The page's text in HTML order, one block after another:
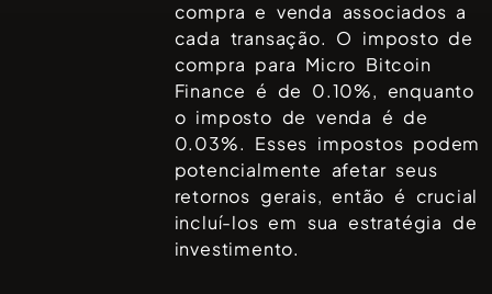
compra e venda associados a
cada transação. O imposto de
compra para Micro Bitcoin
Finance é de 0.10%, enquanto
o imposto de venda é de
0.03%. Esses impostos podem
potencialmente afetar seus
retornos gerais, então é crucial
incluí-los em sua estratégia de
investimento.